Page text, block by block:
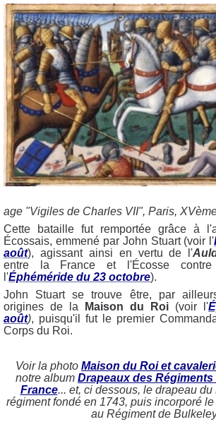
age "Vigiles de Charles VII", Paris,
Cette bataille fut remportée grâce à
Écossais, emmené par John Stuart (voir l'
août), agissant ainsi en vertu de l'
entre la France et l'Écosse contre
l'Éphéméride du 23 octobre).
John Stuart se trouve être, par
origines de la
Maison du Roi (voir l'
août), puisqu'il fut le premier
Corps du Roi.
Voir la photo Maison du Roi et
notre album Drapeaux des
France... et, ci dessous, le drapeau
régiment fondé en 1743, puis incorporé
au Régiment de